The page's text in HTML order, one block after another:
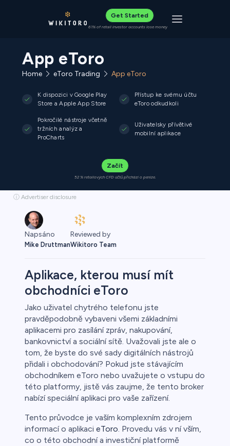
Get Started
61% of retail investor accounts lose money Toggle
App eToro
Home eToro Trading App eToro
K dispozici v Google Play
Store a Apple App Store
Přístup ke svému účtu
eToro odkudkoli
Pokročilé nástroje včetně
tržních analýz a
ProCharts
Uživatelsky přívětivé
mobilní aplikace
Začít
52 % retailových CFD účtů přichází o peníze.
ⓘ Advertiser disclosure
Napsáno
Mike Druttman
Reviewed by
Wikitoro Team
Aplikace, kterou musí mít
obchodníci eToro
Jako uživatel chytrého telefonu jste
pravděpodobně vybaveni všemi základními
aplikacemi pro zasílání zpráv, nakupování,
bankovnictví a sociální sítě. Uvažovali jste ale o
tom, že byste do své sady digitálních nástrojů
přidali i obchodování? Pokud jste stávajícím
obchodníkem eToro nebo uvažujete o vstupu do
této platformy, jistě vás zaujme, že tento broker
nabízí speciální aplikaci pro vaše zařízení.
Tento průvodce je vaším komplexním zdrojem
informací o aplikaci eToro. Provedu vás v ní vším,
co o této obchodní a investiční platformě